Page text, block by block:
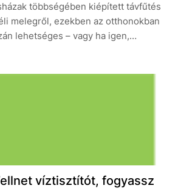
többségében kiépített távfűtés
melegről, ezekben az otthonokban
lehetséges – vagy ha igen,…
víztisztítót, fogyassz